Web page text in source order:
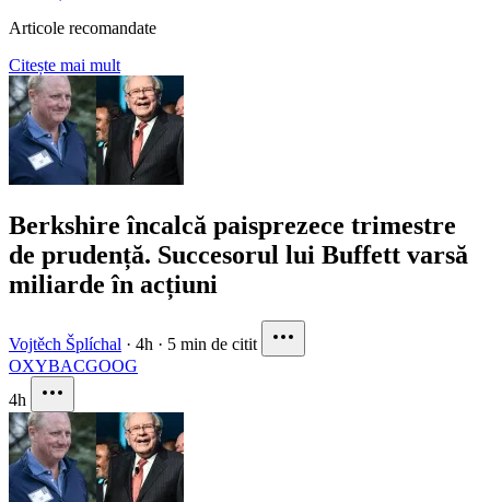
Articole recomandate
Citește mai mult
Berkshire încalcă paisprezece trimestre
de prudență. Succesorul lui Buffett varsă
miliarde în acțiuni
Vojtěch Šplíchal · 4h · 5 min de citit
OXYBACGOOG
4h